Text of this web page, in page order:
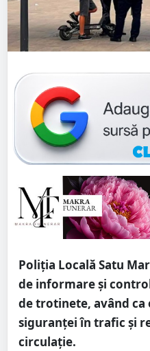
Poliția Locală Satu
de informare și
de trotinete, având ca
siguranței în trafic și
circulație.